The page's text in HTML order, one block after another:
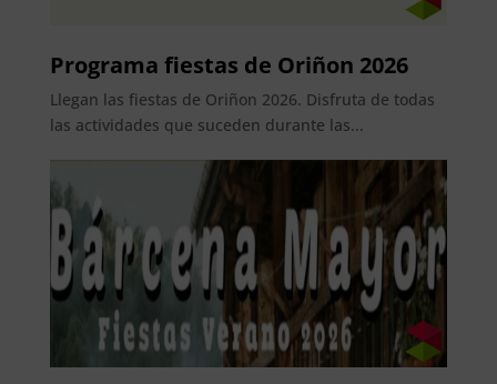
Programa fiestas de Oriñon 2026
Llegan las fiestas de Oriñon 2026. Disfruta de todas
las actividades que suceden durante las...